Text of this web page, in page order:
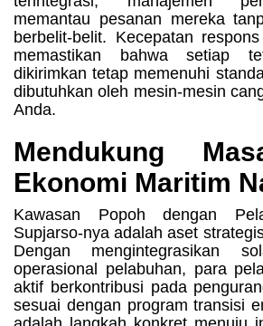
memantau pesanan mereka
berbelit-belit. Kecepatan
memastikan bahwa setiap
dikirimkan tetap memenuhi
dibutuhkan oleh mesin-mesin
Anda.
Mendukung
Ekonomi Maritim
Kawasan Popoh dengan
Supjarso-nya adalah aset
Dengan mengintegrasikan
operasional pelabuhan, para
aktif berkontribusi pada
sesuai dengan program transisi